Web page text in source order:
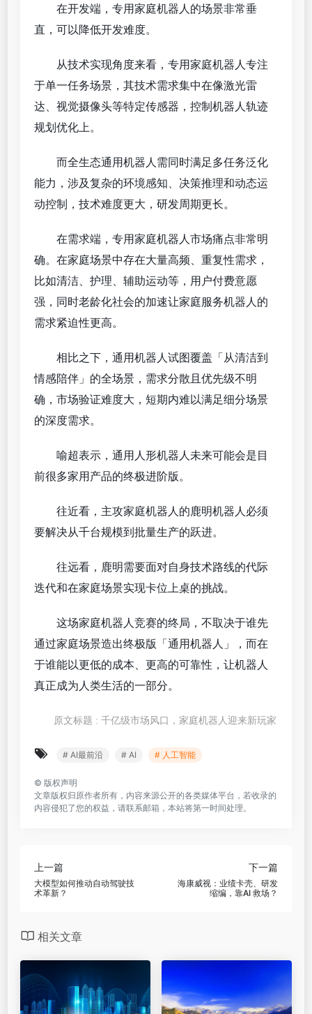
在开发端，专用家庭机器人的场景非常垂
直，可以降低开发难度。
从技术实现角度来看，专用家庭机器人专注
于单一任务场景，其技术需求集中在像激光雷
达、视觉摄像头等特定传感器，控制机器人轨迹
规划优化上。
而全生态通用机器人需同时满足多任务泛化
能力，涉及复杂的环境感知、决策推理和动态运
动控制，技术难度更大，研发周期更长。
在需求端，专用家庭机器人市场痛点非常明
确。在家庭场景中存在大量高频、重复性需求，
比如清洁、护理、辅助运动等，用户付费意愿
强，同时老龄化社会的加速让家庭服务机器人的
需求紧迫性更高。
相比之下，通用机器人试图覆盖「从清洁到
情感陪伴」的全场景，需求分散且优先级不明
确，市场验证难度大，短期内难以满足细分场景
的深度需求。
喻超表示，通用人形机器人未来可能会是目
前很多家用产品的终极进阶版。
往近看，主攻家庭机器人的鹿明机器人必须
要解决从千台规模到批量生产的跃进。
往远看，鹿明需要面对自身技术路线的代际
迭代和在家庭场景实现卡位上桌的挑战。
这场家庭机器人竞赛的终局，不取决于谁先
通过家庭场景造出终极版「通用机器人」，而在
于谁能以更低的成本、更高的可靠性，让机器人
真正成为人类生活的一部分。
原文标题 : 千亿级市场风口，家庭机器人迎来新玩家
# AI最前沿 # AI # 人工智能
© 版权声明
文章版权归原作者所有，内容来源公开的各类媒体平台，若收录的
内容侵犯了您的权益，请联系邮箱，本站将第一时间处理。
上一篇
大模型如何推动自动驾驶技
术革新？
下一篇
海康威视：业绩卡壳、研发
缩编，靠AI 救场？
相关文章